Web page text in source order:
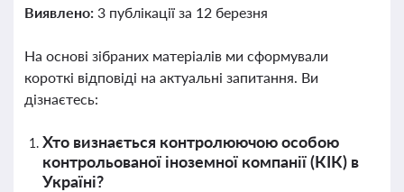
Виявлено: 3 публікації за 12 березня
На основі зібраних матеріалів ми сформували
короткі відповіді на актуальні запитання. Ви
дізнаєтесь:
Хто визнається контролюючою особою
контрольованої іноземної компанії (КІК) в
Україні?